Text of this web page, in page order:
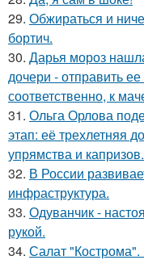
29. Обжираться и
бортич.
30. Дарья мороз
дочери - отправить
соответственно, к
31. Ольга Орлова
этап: её трехлетняя
упрямства и капризов.
32. В России
инфраструктура.
33. Одуванчик -
рукой.
34. Салат "Кострома".